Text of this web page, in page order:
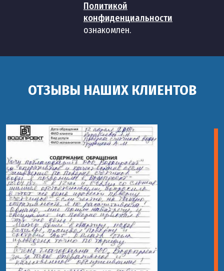
Политикой
конфиденциальности
ознакомлен.
ОТЗЫВЫ НАШИХ КЛИЕНТОВ